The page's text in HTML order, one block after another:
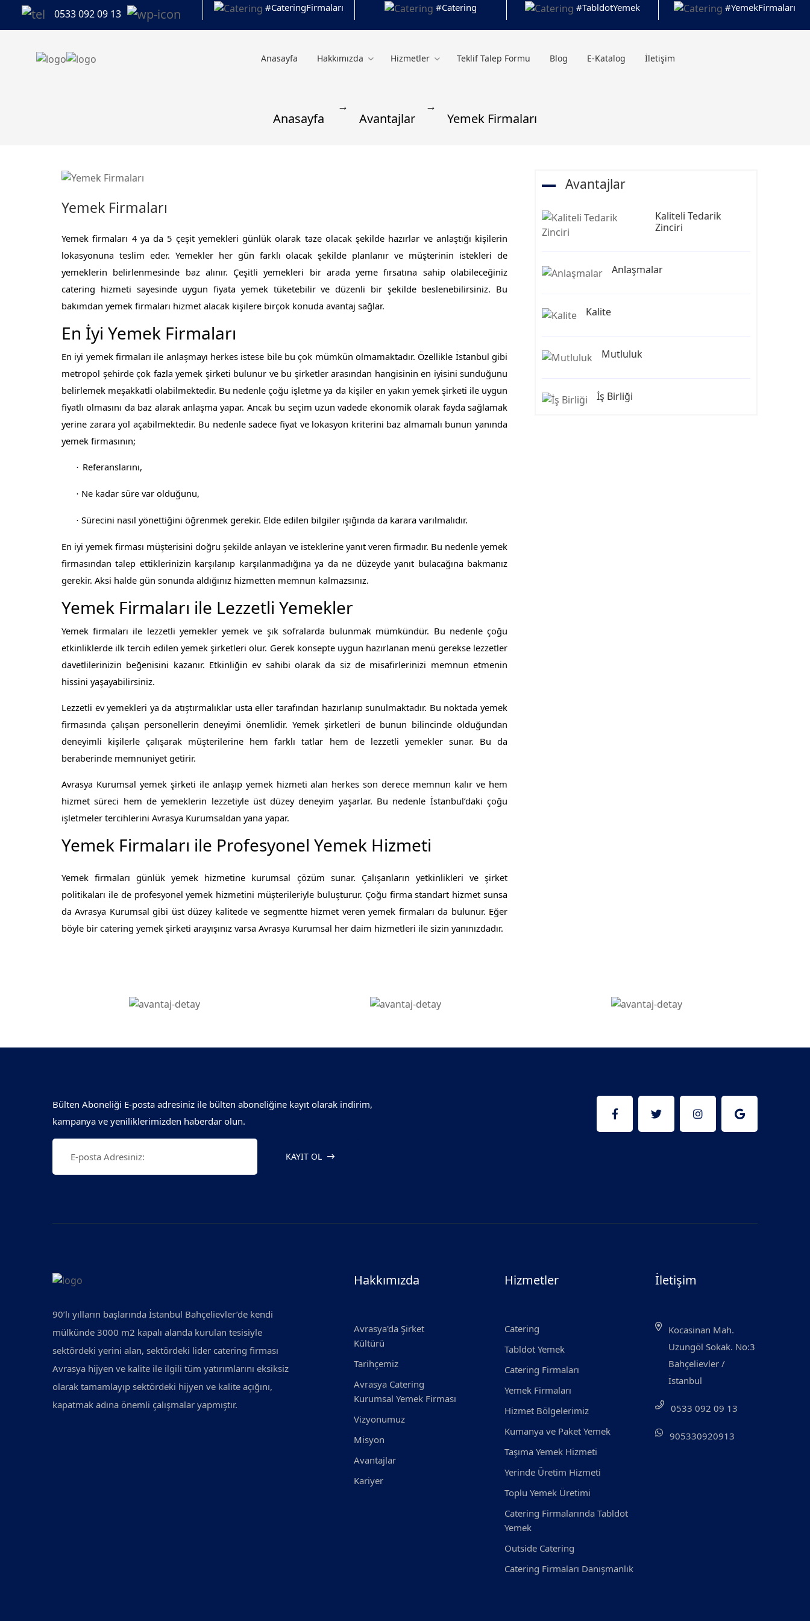
0533 092 09 13 #CateringFirmaları #Catering #TabldotYemek #YemekFirmaları
Anasayfa Hakkımızda Hizmetler Teklif Talep Formu Blog E-Katalog İletişim
Anasayfa Avantajlar Yemek Firmaları
Yemek Firmaları
Yemek firmaları 4 ya da 5 çeşit yemekleri günlük olarak taze olacak şekilde hazırlar ve anlaştığı kişilerin
lokasyonuna teslim eder. Yemekler her gün farklı olacak şekilde planlanır ve müşterinin istekleri de
yemeklerin belirlenmesinde baz alınır. Çeşitli yemekleri bir arada yeme fırsatına sahip olabileceğiniz
catering hizmeti sayesinde uygun fiyata yemek tüketebilir ve düzenli bir şekilde beslenebilirsiniz. Bu
bakımdan yemek firmaları hizmet alacak kişilere birçok konuda avantaj sağlar.
En İyi Yemek Firmaları
En iyi yemek firmaları ile anlaşmayı herkes istese bile bu çok mümkün olmamaktadır. Özellikle İstanbul gibi
metropol şehirde çok fazla yemek şirketi bulunur ve bu şirketler arasından hangisinin en iyisini sunduğunu
belirlemek meşakkatli olabilmektedir. Bu nedenle çoğu işletme ya da kişiler en yakın yemek şirketi ile uygun
fiyatlı olmasını da baz alarak anlaşma yapar. Ancak bu seçim uzun vadede ekonomik olarak fayda sağlamak
yerine zarara yol açabilmektedir. Bu nedenle sadece fiyat ve lokasyon kriterini baz almamalı bunun yanında
yemek firmasının;
· Referanslarını,
· Ne kadar süre var olduğunu,
· Sürecini nasıl yönettiğini öğrenmek gerekir. Elde edilen bilgiler ışığında da karara varılmalıdır.
En iyi yemek firması müşterisini doğru şekilde anlayan ve isteklerine yanıt veren firmadır. Bu nedenle yemek
firmasından talep ettiklerinizin karşılanıp karşılanmadığına ya da ne düzeyde yanıt bulacağına bakmanız
gerekir. Aksi halde gün sonunda aldığınız hizmetten memnun kalmazsınız.
Yemek Firmaları ile Lezzetli Yemekler
Yemek firmaları ile lezzetli yemekler yemek ve şık sofralarda bulunmak mümkündür. Bu nedenle çoğu
etkinliklerde ilk tercih edilen yemek şirketleri olur. Gerek konsepte uygun hazırlanan menü gerekse lezzetler
davetlilerinizin beğenisini kazanır. Etkinliğin ev sahibi olarak da siz de misafirlerinizi memnun etmenin
hissini yaşayabilirsiniz.
Lezzetli ev yemekleri ya da atıştırmalıklar usta eller tarafından hazırlanıp sunulmaktadır. Bu noktada yemek
firmasında çalışan personellerin deneyimi önemlidir. Yemek şirketleri de bunun bilincinde olduğundan
deneyimli kişilerle çalışarak müşterilerine hem farklı tatlar hem de lezzetli yemekler sunar. Bu da
beraberinde memnuniyet getirir.
Avrasya Kurumsal yemek şirketi ile anlaşıp yemek hizmeti alan herkes son derece memnun kalır ve hem
hizmet süreci hem de yemeklerin lezzetiyle üst düzey deneyim yaşarlar. Bu nedenle İstanbul’daki çoğu
işletmeler tercihlerini Avrasya Kurumsaldan yana yapar.
Yemek Firmaları ile Profesyonel Yemek Hizmeti
Yemek firmaları günlük yemek hizmetine kurumsal çözüm sunar. Çalışanların yetkinlikleri ve şirket
politikaları ile de profesyonel yemek hizmetini müşterileriyle buluşturur. Çoğu firma standart hizmet sunsa
da Avrasya Kurumsal gibi üst düzey kalitede ve segmentte hizmet veren yemek firmaları da bulunur. Eğer
böyle bir catering yemek şirketi arayışınız varsa Avrasya Kurumsal her daim hizmetleri ile sizin yanınızdadır.
Avantajlar
Kaliteli Tedarik
Zinciri
Anlaşmalar
Kalite
Mutluluk
İş Birliği
Bülten Aboneliği E-posta adresiniz ile bülten aboneliğine kayıt olarak indirim,
kampanya ve yeniliklerimizden haberdar olun.
KAYIT OL
90’lı yılların başlarında İstanbul Bahçelievler’de kendi
mülkünde 3000 m2 kapalı alanda kurulan tesisiyle
sektördeki yerini alan, sektördeki lider catering firması
Avrasya hijyen ve kalite ile ilgili tüm yatırımlarını eksiksiz
olarak tamamlayıp sektördeki hijyen ve kalite açığını,
kapatmak adına önemli çalışmalar yapmıştır.
Hakkımızda
Avrasya'da Şirket
Kültürü
Tarihçemiz
Avrasya Catering
Kurumsal Yemek Firması
Vizyonumuz
Misyon
Avantajlar
Kariyer
Hizmetler
Catering
Tabldot Yemek
Catering Firmaları
Yemek Firmaları
Hizmet Bölgelerimiz
Kumanya ve Paket Yemek
Taşıma Yemek Hizmeti
Yerinde Üretim Hizmeti
Toplu Yemek Üretimi
Catering Firmalarında Tabldot
Yemek
Outside Catering
Catering Firmaları Danışmanlık
İletişim
Kocasinan Mah.
Uzungöl Sokak. No:3
Bahçelievler /
İstanbul
0533 092 09 13
905330920913